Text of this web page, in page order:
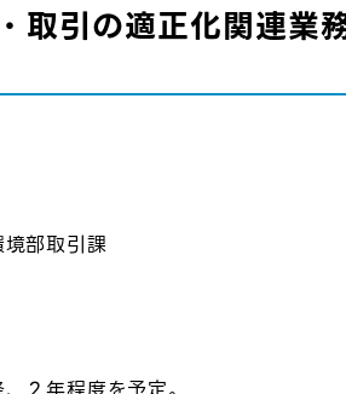
引の適正化関連業務
部取引課